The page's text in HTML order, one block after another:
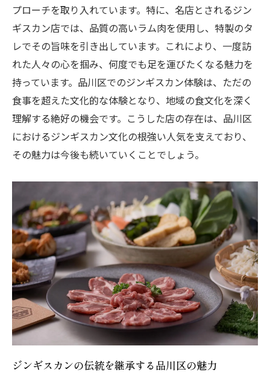
験
ジンギスカンを楽しむ品川区の特別な夜の
過ごし方
品川区でのジンギスカンがもたらす思い出
作り
品川区でジンギスカンを満喫する特別なひ
ととき
プローチを取り入れています。特に、名店とされるジン
ギスカン店では、品質の高いラム肉を使用し、特製のタ
レでその旨味を引き出しています。これにより、一度訪
れた人々の心を掴み、何度でも足を運びたくなる魅力を
持っています。品川区でのジンギスカン体験は、ただの
食事を超えた文化的な体験となり、地域の食文化を深く
理解する絶好の機会です。こうした店の存在は、品川区
におけるジンギスカン文化の根強い人気を支えており、
その魅力は今後も続いていくことでしょう。
ジンギスカンの伝統を継承する品川区の魅力